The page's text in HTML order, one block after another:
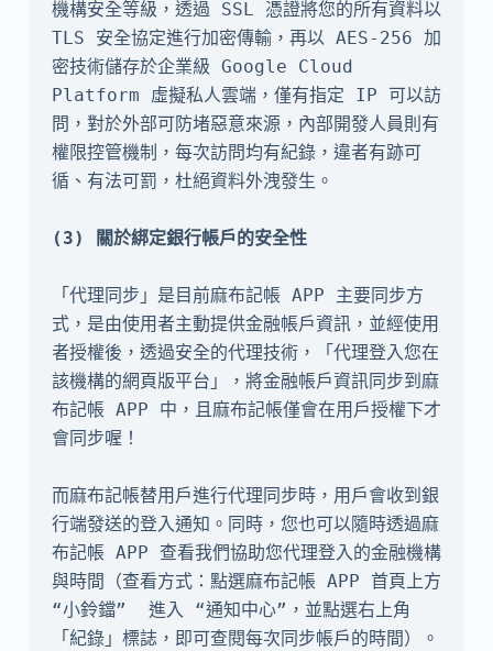
機構安全等級，透過 SSL 憑證將您的所有資料以
TLS 安全協定進行加密傳輸，再以 AES-256 加
密技術儲存於企業級 Google Cloud
Platform 虛擬私人雲端，僅有指定 IP 可以訪
問，對於外部可防堵惡意來源，內部開發人員則有
權限控管機制，每次訪問均有紀錄，違者有跡可
循、有法可罰，杜絕資料外洩發生。
(3) 關於綁定銀行帳戶的安全性
「代理同步」是目前麻布記帳 APP 主要同步方
式，是由使用者主動提供金融帳戶資訊，並經使用
者授權後，透過安全的代理技術，「代理登入您在
該機構的網頁版平台」，將金融帳戶資訊同步到麻
布記帳 APP 中，且麻布記帳僅會在用戶授權下才
會同步喔！
而麻布記帳替用戶進行代理同步時，用戶會收到銀
行端發送的登入通知。同時，您也可以隨時透過麻
布記帳 APP 查看我們協助您代理登入的金融機構
與時間（查看方式：點選麻布記帳 APP 首頁上方
“小鈴鐺”  進入 “通知中心”，並點選右上角
「紀錄」標誌，即可查閱每次同步帳戶的時間）。